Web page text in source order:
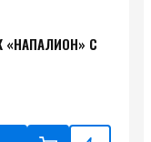
«НАПАЛИОН» С